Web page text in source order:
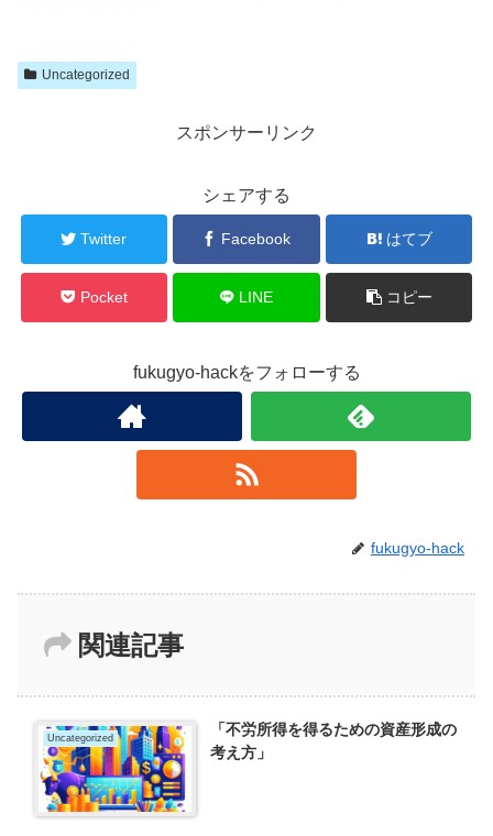
Uncategorized
スポンサーリンク
シェアする
Twitter Facebook はてブ
Pocket LINE コピー
fukugyo-hackをフォローする
fukugyo-hack
関連記事
Uncategorized
「不労所得を得るための資産形成の
考え方」